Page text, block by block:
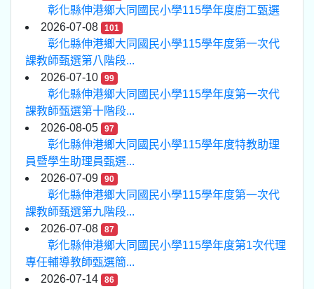
彰化縣伸港鄉大同國民小學115學年度廚工甄選
2026-07-08
101
彰化縣伸港鄉大同國民小學115學年度第一次代
課教師甄選第八階段...
2026-07-10
99
彰化縣伸港鄉大同國民小學115學年度第一次代
課教師甄選第十階段...
2026-08-05
97
彰化縣伸港鄉大同國民小學115學年度特教助理
員暨學生助理員甄選...
2026-07-09
90
彰化縣伸港鄉大同國民小學115學年度第一次代
課教師甄選第九階段...
2026-07-08
87
彰化縣伸港鄉大同國民小學115學年度第1次代理
專任輔導教師甄選簡...
2026-07-14
86